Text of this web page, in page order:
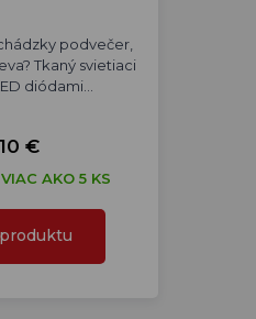
podvečer,
Tkaný svietiaci
diódami…
€
AKO 5 KS